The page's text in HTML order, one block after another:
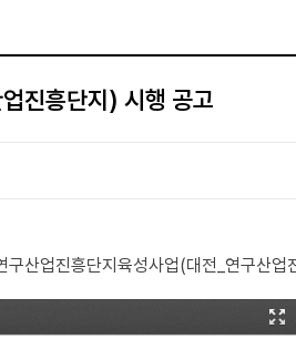
진흥단지) 시행 공고
산업진흥단지육성사업(대전_연구산업